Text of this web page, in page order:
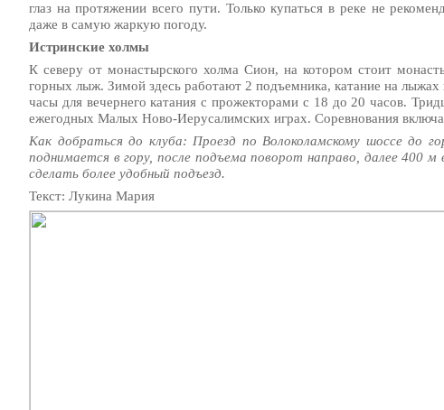
глаз на протяжении всего пути. Только купаться в реке не
даже в самую жаркую погоду.
Истринские холмы
К северу от монастырского холма Сион, на котором стоит
горных лыж. Зимой здесь работают 2 подъемника, катание на лыжах
часы для вечернего катания с прожекторами с 18 до 20 часов.
ежегодных Малых Ново-Иерусалимских играх. Соревнования
Как добраться до клуба: Проезд по Волоколамскому шоссе до
поднимается в гору, после подъема поворот направо, далее 400
сделать более удобный подъезд.
Текст: Лукина Мария